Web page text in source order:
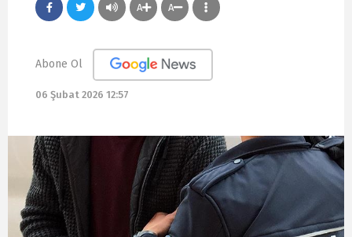
A A
Abone Ol
06 Şubat 2026 12:57